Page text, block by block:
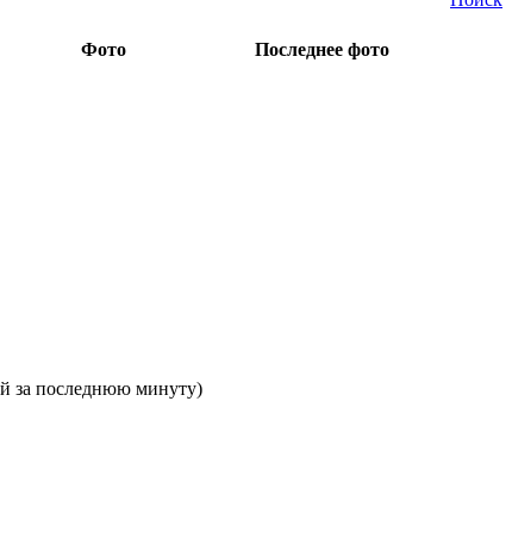
Фото Последнее фото
за последнюю минуту)